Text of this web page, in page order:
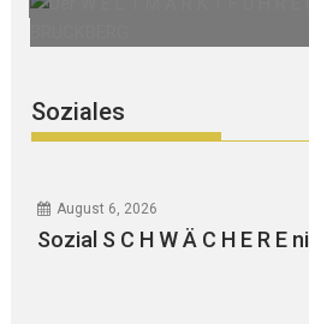
Soziales
August 6, 2026
Sozial S C H W Ä C H E R